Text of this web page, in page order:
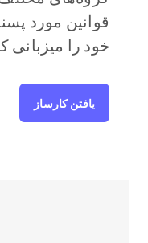
قوانین مورد
خود را میزبانی
یافتن کارساز